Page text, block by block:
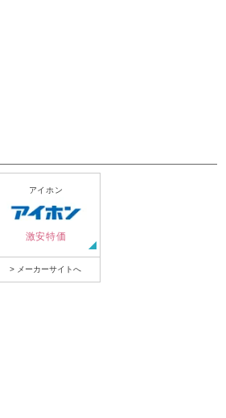
アイホン
激安特価
> メーカーサイトへ